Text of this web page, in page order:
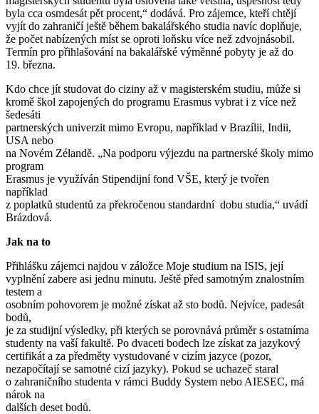
byla cca osmdesát pět procent,“ dodává. Pro zájemce, kteří chtějí
vyjít do zahraničí ještě během bakalářského studia navíc doplňuje,
že počet nabízených míst se oproti loňsku více než zdvojnásobil.
Termín pro přihlašování na bakalářské výměnné pobyty je až do
19. března.
Kdo chce jít studovat do ciziny až v magisterském studiu, může si
kromě škol zapojených do programu Erasmus vybrat i z více než
šedesáti
partnerských univerzit mimo Evropu, například v Brazílii, Indii,
USA nebo
na Novém Zélandě. „Na podporu výjezdu na partnerské školy mimo
program
Erasmus je využíván Stipendijní fond VŠE, který je tvořen
například
z poplatků studentů za překročenou standardní dobu studia,“ uvádí
Brázdová.
Jak na to
Přihlášku zájemci najdou v záložce Moje studium na ISIS, její
vyplnění zabere asi jednu minutu. Ještě před samotným znalostním
testem a
osobním pohovorem je možné získat až sto bodů. Nejvíce, padesát
bodů,
je za studijní výsledky, při kterých se porovnává průměr s ostatníma
studenty na vaší fakultě. Po dvaceti bodech lze získat za jazykový
certifikát a za předměty vystudované v cizím jazyce (pozor,
nezapočítají se samotné cizí jazyky). Pokud se uchazeč staral
o zahraničního studenta v rámci Buddy System nebo AIESEC, má
nárok na
dalších deset bodů.